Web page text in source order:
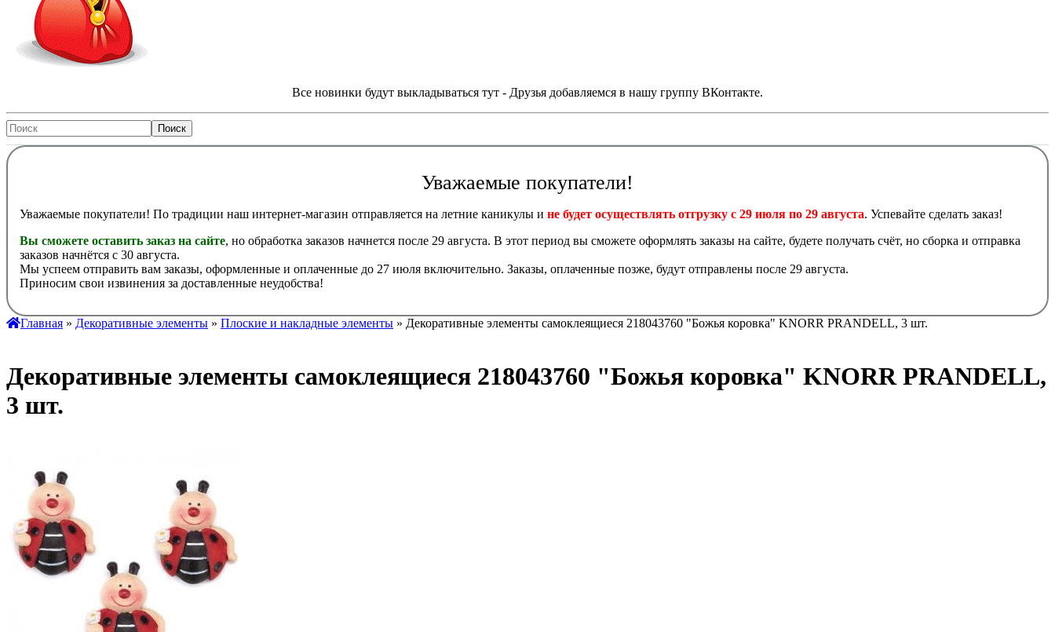
Все новинки будут выкладываться тут - Друзья добавляемся в нашу группу ВКонтакте.
Уважаемые покупатели!
Уважаемые покупатели! По традиции наш интернет-магазин отправляется на летние каникулы и не будет осуществлять отгрузку с 29 июля по 29 августа. Успевайте сделать заказ!
Вы сможете оставить заказ на сайте, но обработка заказов начнется после 29 августа. В этот период вы сможете оформлять заказы на сайте, будете получать счёт, но сборка и отправка
заказов начнётся с 30 августа.
Мы успеем отправить вам заказы, оформленные и оплаченные до 27 июля включительно. Заказы, оплаченные позже, будут отправлены после 29 августа.
Приносим свои извинения за доставленные неудобства!
Главная » Декоративные элементы » Плоские и накладные элементы » Декоративные элементы самоклеящиеся 218043760 "Божья коровка" KNORR PRANDELL, 3 шт.
Декоративные элементы самоклеящиеся 218043760 "Божья коровка" KNORR PRANDELL,
3 шт.